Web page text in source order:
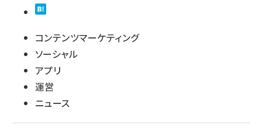
コンテンツマーケティング
ソーシャル
アプリ
運営
ニュース